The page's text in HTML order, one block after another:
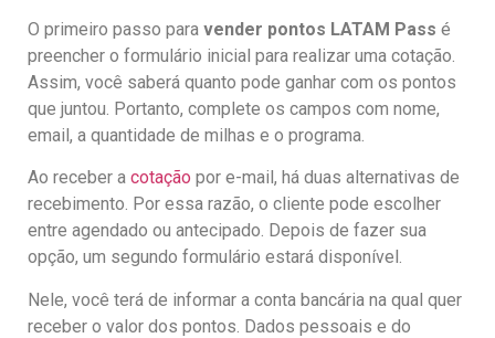
O primeiro passo para vender pontos LATAM Pass é
preencher o formulário inicial para realizar uma cotação.
Assim, você saberá quanto pode ganhar com os pontos
que juntou. Portanto, complete os campos com nome,
email, a quantidade de milhas e o programa.
Ao receber a cotação por e-mail, há duas alternativas de
recebimento. Por essa razão, o cliente pode escolher
entre agendado ou antecipado. Depois de fazer sua
opção, um segundo formulário estará disponível.
Nele, você terá de informar a conta bancária na qual quer
receber o valor dos pontos. Dados pessoais e do